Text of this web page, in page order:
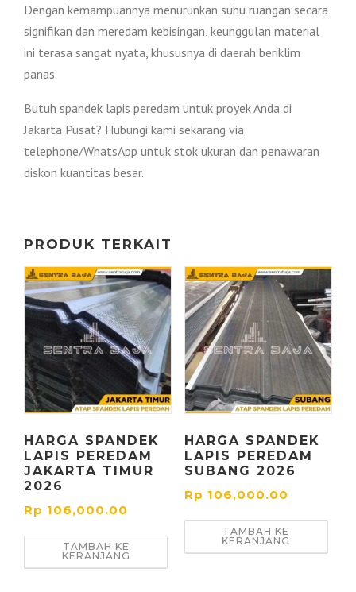
Dengan kemampuannya menurunkan suhu ruangan secara
signifikan dan meredam kebisingan, keunggulan material
ini terasa sangat nyata, khususnya di daerah beriklim
panas.
Butuh spandek lapis peredam untuk proyek Anda di
Jakarta Pusat? Hubungi kami sekarang via
telephone/WhatsApp untuk stok ukuran dan penawaran
diskon kuantitas besar.
PRODUK TERKAIT
HARGA SPANDEK
LAPIS PEREDAM
JAKARTA TIMUR
2026
Rp 106,000.00
TAMBAH KE
KERANJANG
HARGA SPANDEK
LAPIS PEREDAM
SUBANG 2026
Rp 106,000.00
TAMBAH KE
KERANJANG